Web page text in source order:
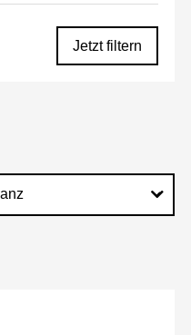
Jetzt filtern